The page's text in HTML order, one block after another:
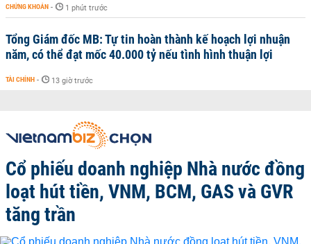
CHỨNG KHOÁN - 1 phút trước
Tổng Giám đốc MB: Tự tin hoàn thành kế hoạch lợi nhuận
năm, có thể đạt mốc 40.000 tỷ nếu tình hình thuận lợi
TÀI CHÍNH - 13 giờ trước
Cổ phiếu doanh nghiệp Nhà nước đồng
loạt hút tiền, VNM, BCM, GAS và GVR
tăng trần